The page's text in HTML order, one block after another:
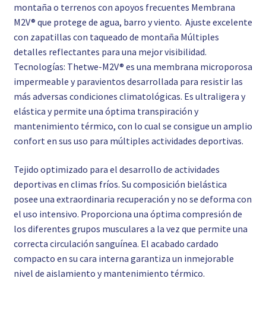
montaña o terrenos con apoyos frecuentes Membrana
M2V® que protege de agua, barro y viento. Ajuste excelente
con zapatillas con taqueado de montaña Múltiples
detalles reflectantes para una mejor visibilidad.
Tecnologías: Thetwe-M2V® es una membrana microporosa
impermeable y paravientos desarrollada para resistir las
más adversas condiciones climatológicas. Es ultraligera y
elástica y permite una óptima transpiración y
mantenimiento térmico, con lo cual se consigue un amplio
confort en sus uso para múltiples actividades deportivas.
Tejido optimizado para el desarrollo de actividades
deportivas en climas fríos. Su composición bielástica
posee una extraordinaria recuperación y no se deforma con
el uso intensivo. Proporciona una óptima compresión de
los diferentes grupos musculares a la vez que permite una
correcta circulación sanguínea. El acabado cardado
compacto en su cara interna garantiza un inmejorable
nivel de aislamiento y mantenimiento térmico.